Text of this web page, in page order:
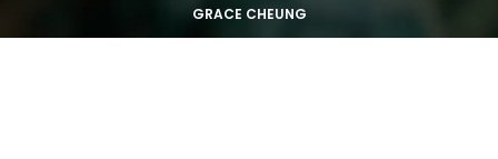
GRACE CHEUNG